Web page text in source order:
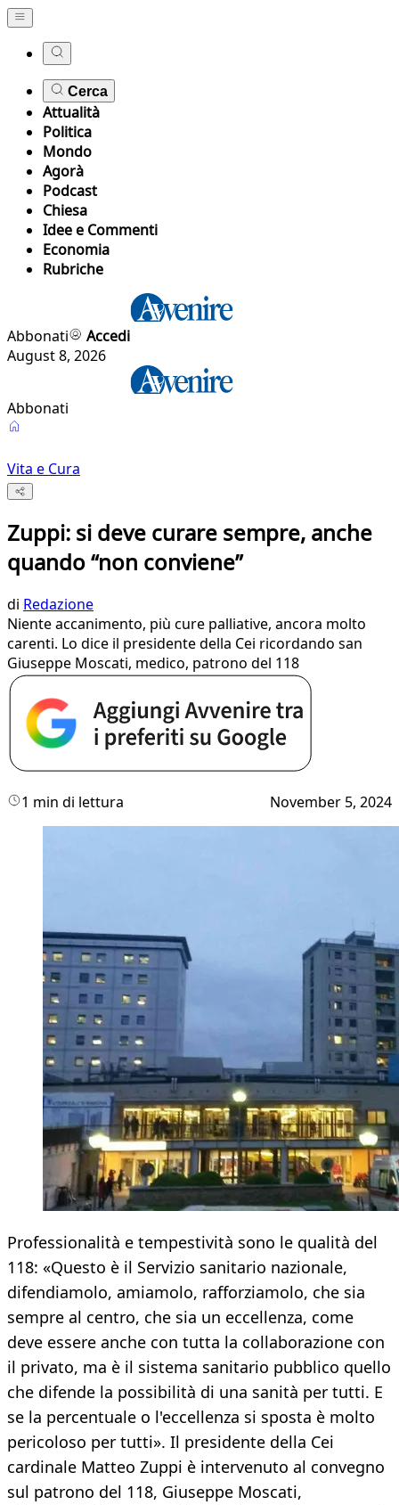
Cerca
Attualità
Politica
Mondo
Agorà
Podcast
Chiesa
Idee e Commenti
Economia
Rubriche
Abbonati
Accedi
August 8, 2026
Abbonati
Vita e Cura
Zuppi: si deve curare sempre, anche
quando “non conviene”
di Redazione
Niente accanimento, più cure palliative, ancora molto
carenti. Lo dice il presidente della Cei ricordando san
Giuseppe Moscati, medico, patrono del 118
1 min di lettura November 5, 2024
Professionalità e tempestività sono le qualità del
118: «Questo è il Servizio sanitario nazionale,
difendiamolo, amiamolo, rafforziamolo, che sia
sempre al centro, che sia un eccellenza, come
deve essere anche con tutta la collaborazione con
il privato, ma è il sistema sanitario pubblico quello
che difende la possibilità di una sanità per tutti. E
se la percentuale o l'eccellenza si sposta è molto
pericoloso per tutti». Il presidente della Cei
cardinale Matteo Zuppi è intervenuto al convegno
sul patrono del 118, Giuseppe Moscati,